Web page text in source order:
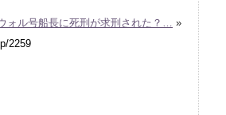
ォル号船長に死刑が求刑された？… »